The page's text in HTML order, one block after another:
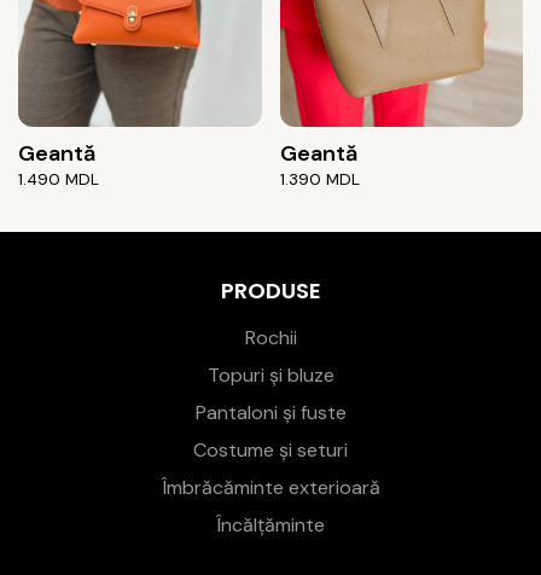
Geantă
1.490 MDL
Geantă
1.390 MDL
PRODUSE
Rochii
Topuri și bluze
Pantaloni și fuste
Costume și seturi
Îmbrăcăminte exterioară
Încălțăminte